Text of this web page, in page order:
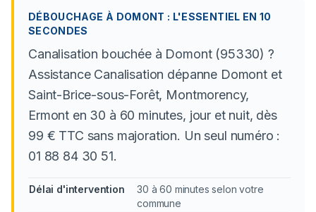
DÉBOUCHAGE À DOMONT : L'ESSENTIEL EN 10
SECONDES
Canalisation bouchée à Domont (95330) ?
Assistance Canalisation dépanne Domont et
Saint-Brice-sous-Forêt, Montmorency,
Ermont en 30 à 60 minutes, jour et nuit, dès
99 € TTC sans majoration. Un seul numéro :
01 88 84 30 51.
Délai d'intervention
30 à 60 minutes selon votre
commune